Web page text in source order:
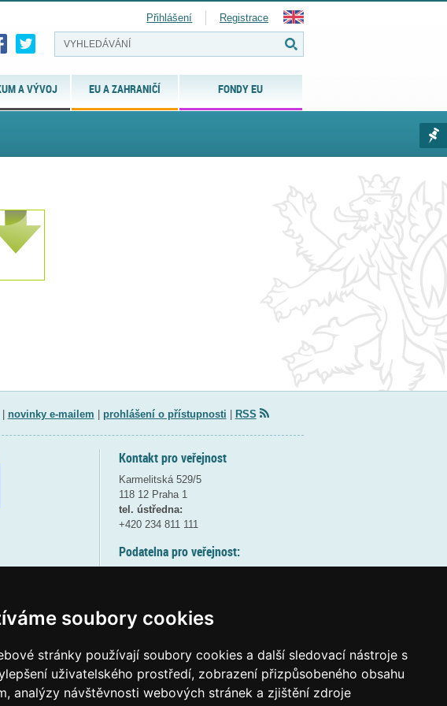
soubory cookies
stránky používají soubory cookies a další sledovací nástroje s
uživatelského prostředí, zobrazení přizpůsobeného obsahu
analýzy návštěvnosti webových stránek a zjištění zdroje
A VÝVOJ EU A ZAHRANIČÍ FONDY EU
Přihlášení Registrace
novinky e-mailem prohlášení o přístupnosti RSS
Kontakt pro veřejnost
Karmelitská 529/5
118 12 Praha 1
tel. ústředna:
+420 234 811 111
Podatelna pro veřejnost:
(více informací
Elektronická podatelna:
posta@msmtgov cz